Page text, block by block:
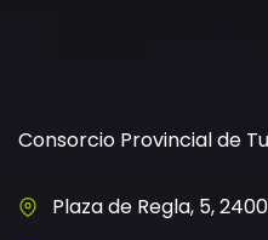
Consorcio Provincial de
Plaza de Regla, 5,